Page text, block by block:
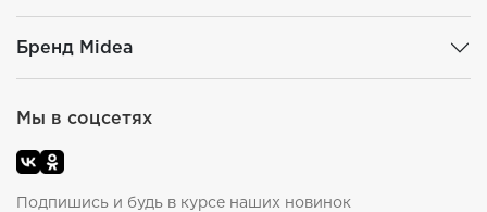
Бренд Midea
Мы в соцсетях
Подпишись и будь в курсе наших новинок